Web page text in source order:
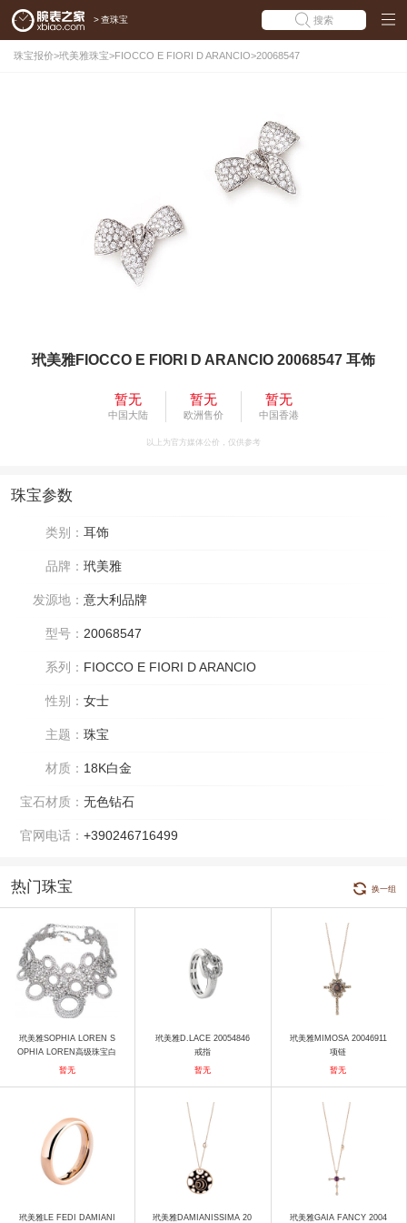
> 查珠宝 搜索
珠宝报价>玳美雅珠宝>FIOCCO E FIORI D ARANCIO>20068547
玳美雅FIOCCO E FIORI D ARANCIO 20068547 耳饰
暂无
中国大陆
暂无
欧洲售价
暂无
中国香港
以上为官方媒体公价，仅供参考
珠宝参数
类别： 耳饰
品牌： 玳美雅
发源地： 意大利品牌
型号： 20068547
系列： FIOCCO E FIORI D ARANCIO
性别： 女士
主题： 珠宝
材质： 18K白金
宝石材质： 无色钻石
官网电话： +390246716499
热门珠宝 换一组
玳美雅SOPHIA LOREN S
OPHIA LOREN高级珠宝白
金钻石项链 项链
暂无
玳美雅D.LACE 20054846
戒指
暂无
玳美雅MIMOSA 20046911
项链
暂无
玳美雅LE FEDI DAMIANI 玳美雅DAMIANISSIMA 20 玳美雅GAIA FANCY 2004